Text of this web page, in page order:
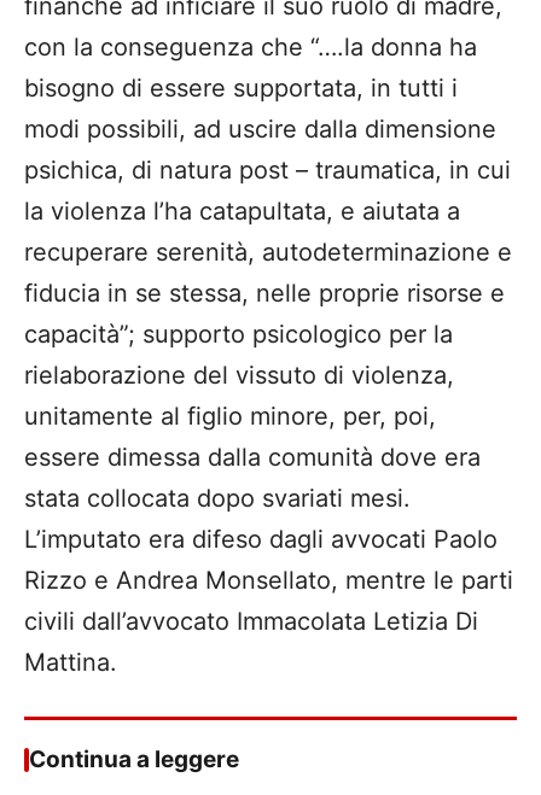
finanche ad inficiare il suo ruolo di madre,
con la conseguenza che “….la donna ha
bisogno di essere supportata, in tutti i
modi possibili, ad uscire dalla dimensione
psichica, di natura post – traumatica, in cui
la violenza l’ha catapultata, e aiutata a
recuperare serenità, autodeterminazione e
fiducia in se stessa, nelle proprie risorse e
capacità”; supporto psicologico per la
rielaborazione del vissuto di violenza,
unitamente al figlio minore, per, poi,
essere dimessa dalla comunità dove era
stata collocata dopo svariati mesi.
L’imputato era difeso dagli avvocati Paolo
Rizzo e Andrea Monsellato, mentre le parti
civili dall’avvocato Immacolata Letizia Di
Mattina.
Continua a leggere